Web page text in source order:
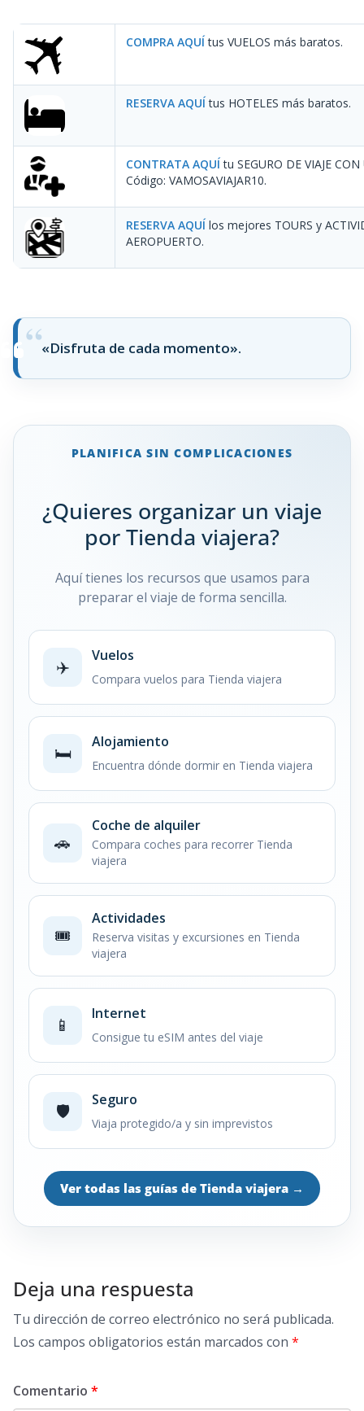
COMPRA AQUÍ tus VUELOS más baratos.
RESERVA AQUÍ tus HOTELES más baratos.
CONTRATA AQUÍ tu SEGURO DE VIAJE
Código: VAMOSAVIAJAR10.
RESERVA AQUÍ los mejores TOURS y
AEROPUERTO.
«Disfruta de cada momento».
PLANIFICA SIN COMPLICACIONES
¿Quieres organizar un viaje
por Tienda viajera?
Aquí tienes los recursos que usamos para
preparar el viaje de forma sencilla.
✈️
Vuelos
Compara vuelos para Tienda viajera
🛏️
Alojamiento
Encuentra dónde dormir en Tienda viajera
🚗
Coche de alquiler
Compara coches para recorrer Tienda
viajera
🎟️
Actividades
Reserva visitas y excursiones en Tienda
viajera
📱
Internet
Consigue tu eSIM antes del viaje
🛡️
Seguro
Viaja protegido/a y sin imprevistos
Ver todas las guías de Tienda viajera →
Deja una respuesta
Tu dirección de correo electrónico no será publicada.
Los campos obligatorios están marcados con *
Comentario *